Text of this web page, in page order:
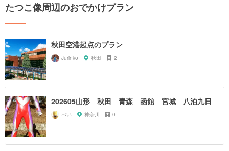
たつこ像周辺のおでかけプラン
秋田空港起点のプラン
Jurinko 秋田 2
202605山形 秋田 青森 函館 宮城 八泊九日
ぺい 神奈川 0